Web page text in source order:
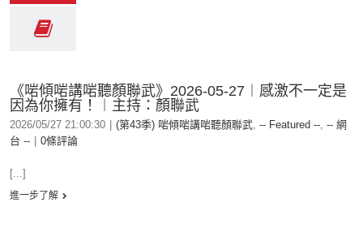
《啱傾啱講啱聽顏聯武》2026-05-27︱感激不一定是
因為你擁有！︱主持：顏聯武
2026/05/27 21:00:30 (第43季) 啱傾啱講啱聽顏聯武, -- Featured --, -- 網
台 --
0條評論
[...]
進一步了解